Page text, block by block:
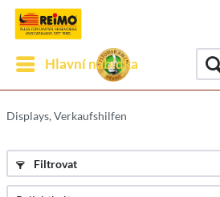
Hlavní nabídka
Displays, Verkaufshilfen
Filtrovat